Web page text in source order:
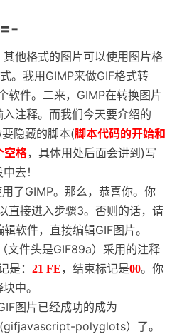
他格式的图片可以使用图片格
。我用GIMP来做GIF格式转
软件。二来，GIMP在转换图片
注释。而我们今天要介绍的
隐藏的脚本(脚本代码的开始和
空格，具体用处后面会讲到)写
去！
了GIMP。那么，恭喜你。你
直接进入步骤3。否则的话，请
软件，直接编辑GIF图片。
文件头是GIF89a）采用的注释
是： 21 FE，结束标记是00。你
中。
图片已经成功的成为
polyglots）了。